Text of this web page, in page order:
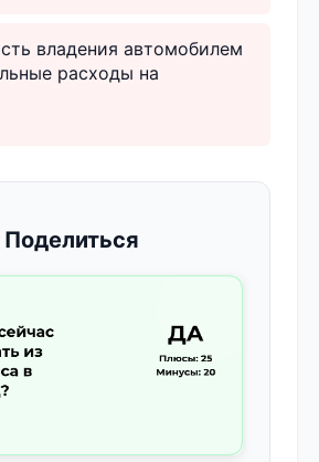
владения автомобилем
расходы на
Поделиться